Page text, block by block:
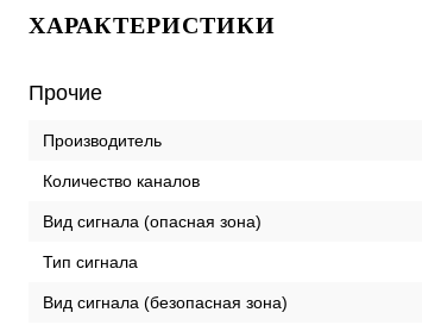
ХАРАКТЕРИСТИКИ
Прочие
Производитель
Количество каналов
Вид сигнала (опасная зона)
Тип сигнала
Вид сигнала (безопасная зона)